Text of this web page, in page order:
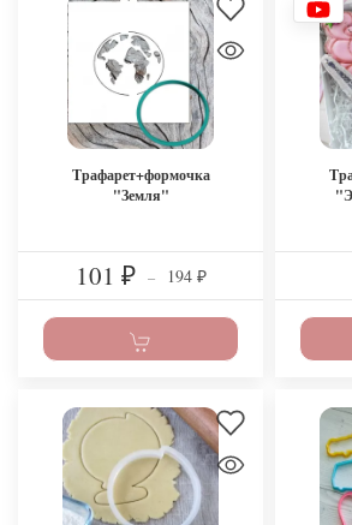
Трафарет+формочка
"Земля"
101 ₽ – 194 ₽